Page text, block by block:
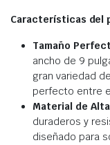
Características del
Tamaño
ancho de 9
gran variedad
perfecto entre
Material de
duraderos y
diseñado para